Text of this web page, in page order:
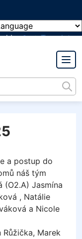
by
Translate
a postup do
náš tým
(O2.A) Jasmína
, Natálie
a Nicole
Marek